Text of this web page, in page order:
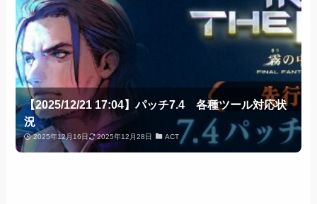
【2025/12/21 17:04】パッチ7.4 各種ツール対応状
況
2025年12月16日 2025年12月28日 ACT